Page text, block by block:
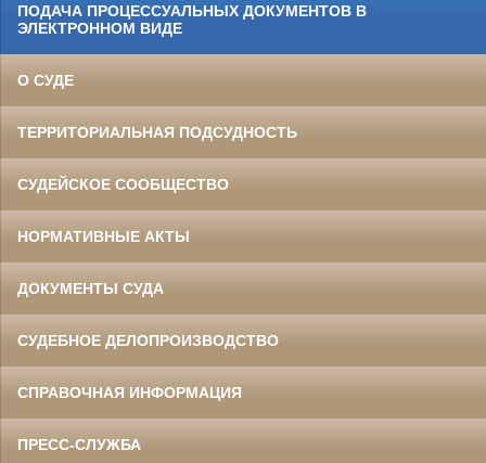
ПОДАЧА ПРОЦЕССУАЛЬНЫХ ДОКУМЕНТОВ В
ЭЛЕКТРОННОМ ВИДЕ
О СУДЕ
ТЕРРИТОРИАЛЬНАЯ ПОДСУДНОСТЬ
СУДЕЙСКОЕ СООБЩЕСТВО
НОРМАТИВНЫЕ АКТЫ
ДОКУМЕНТЫ СУДА
СУДЕБНОЕ ДЕЛОПРОИЗВОДСТВО
СПРАВОЧНАЯ ИНФОРМАЦИЯ
ПРЕСС-СЛУЖБА